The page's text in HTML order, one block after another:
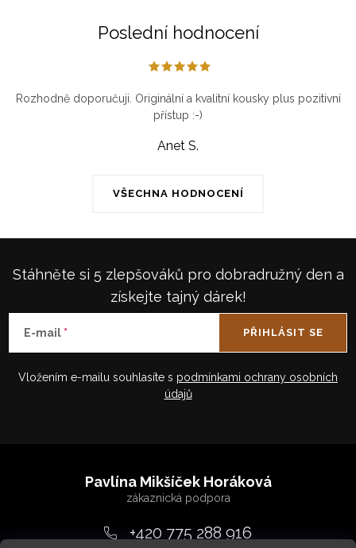
Poslední hodnocení
VŠECHNA HODNOCENÍ
Rozhodně doporučuji. Originální a kvalitní kousky plus pozitivní
přístup :-)
Anet S.
Stáhněte si 5 zlepšováků pro dobradružný den a
získejte tajný dárek!
E-mail
Vložením e-mailu souhlasíte s podmínkami ochrany osobních
údajů
PŘIHLÁSIT SE
a
Pavlína Mikšíček Horáková
+420 775 288 916